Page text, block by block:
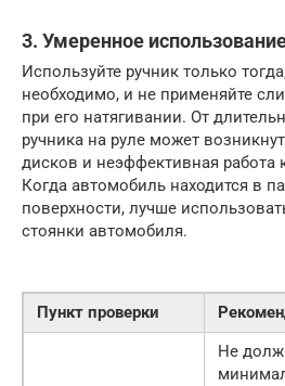
3. Умеренное
Используйте ручник только
необходимо, и не применяйте
при его натягивании. От
ручника на руле может
дисков и неэффективная работа
Когда автомобиль находится в
поверхности, лучше
стоянки автомобиля.
Пункт проверки
Не